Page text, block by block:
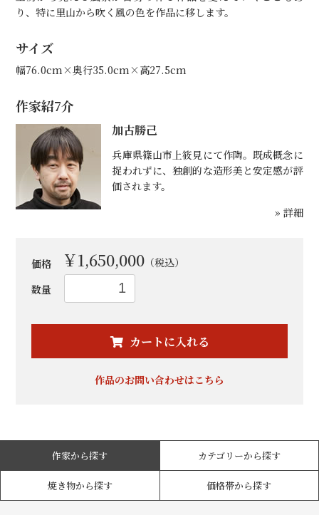
り、特に里山から吹く風の色を作品に移します。
サイズ
幅76.0cm×奥行35.0cm×高27.5cm
作家紹7介
加古勝己
兵庫県篠山市上筱見にて作陶。既成概念に
捉われずに、独創的な造形美と安定感が評
価されます。
» 詳細
価格 ￥1,650,000 （税込）
数量
カートに入れる
お買い物を続ける
作品のお問い合わせはこちら
作家から探す カテゴリーから探す
焼き物から探す 価格帯から探す